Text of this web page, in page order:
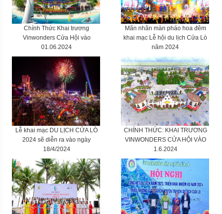
Chính Thức Khai trương
Vinwonders Cửa Hội vào
01.06.2024
Mãn nhãn màn pháo hoa đêm
khai mạc Lễ hội du lịch Cửa Lò
năm 2024
Lễ khai mạc DU LỊCH CỬA LÒ
2024 sẽ diễn ra vào ngày
18/4/2024
CHÍNH THỨC: KHAI TRƯƠNG
VINWONDERS CỬA HỘI VÀO
1.6.2024